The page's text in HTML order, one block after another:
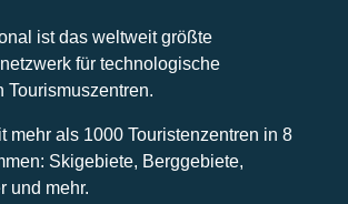
ist das weltweit größte
für technologische
Tourismuszentren.
mehr als 1000 Touristenzentren in 8
Skigebiete, Berggebiete,
und mehr.